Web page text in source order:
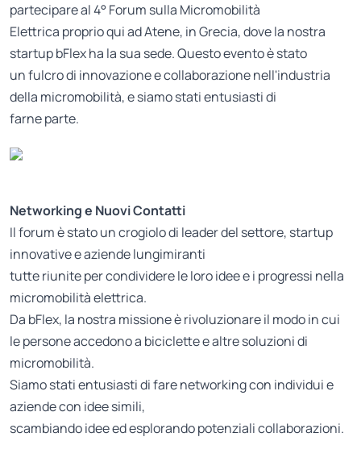
partecipare al 4° Forum sulla Micromobilità
Elettrica proprio qui ad Atene, in Grecia, dove la nostra
startup bFlex ha la sua sede. Questo evento è stato
un fulcro di innovazione e collaborazione nell'industria
della micromobilità, e siamo stati entusiasti di
farne parte.
Networking e Nuovi Contatti
Il forum è stato un crogiolo di leader del settore, startup
innovative e aziende lungimiranti
tutte riunite per condividere le loro idee e i progressi nella
micromobilità elettrica.
Da bFlex, la nostra missione è rivoluzionare il modo in cui
le persone accedono a biciclette e altre soluzioni di
micromobilità.
Siamo stati entusiasti di fare networking con individui e
aziende con idee simili,
scambiando idee ed esplorando potenziali collaborazioni.